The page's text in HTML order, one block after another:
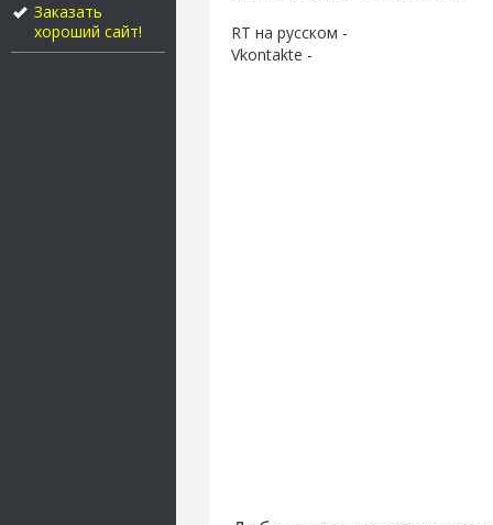
Заказать
хороший сайт!
RT на русском -
Vkontakte -